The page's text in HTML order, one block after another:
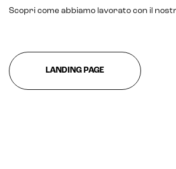
Marketing automation
Customer segmentation
Scopri come abbiamo lavorato con il
LANDING PAGE